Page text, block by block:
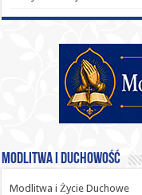
Modlitwa i Duchowość
Modlitwa i Życie Duchowe